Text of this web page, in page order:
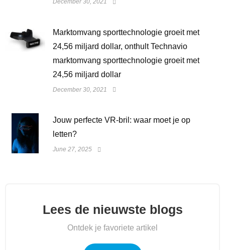
Marktomvang sporttechnologie groeit met
24,56 miljard dollar, onthult Technavio
marktomvang sporttechnologie groeit met
24,56 miljard dollar
December 30, 2021
Jouw perfecte VR-bril: waar moet je op
letten?
June 27, 2025
Lees de nieuwste blogs
Ontdek je favoriete artikel